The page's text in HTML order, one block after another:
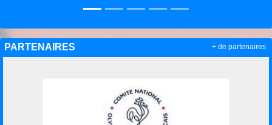
PARTENAIRES + de partenaires